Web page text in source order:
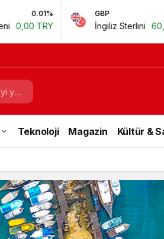
GBP 0.67%
İngiliz Sterlini 60,81 TRY
Teknoloji Magazin Kültür &